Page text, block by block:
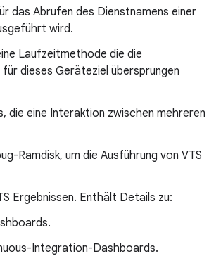
das Abrufen des Dienstnamens einer
wird.
Laufzeitmethode die die
dieses Geräteziel übersprungen
die eine Interaktion zwischen mehreren
Ramdisk, um die Ausführung von VTS
Ergebnissen. Enthält Details zu:
Integration-Dashboards.